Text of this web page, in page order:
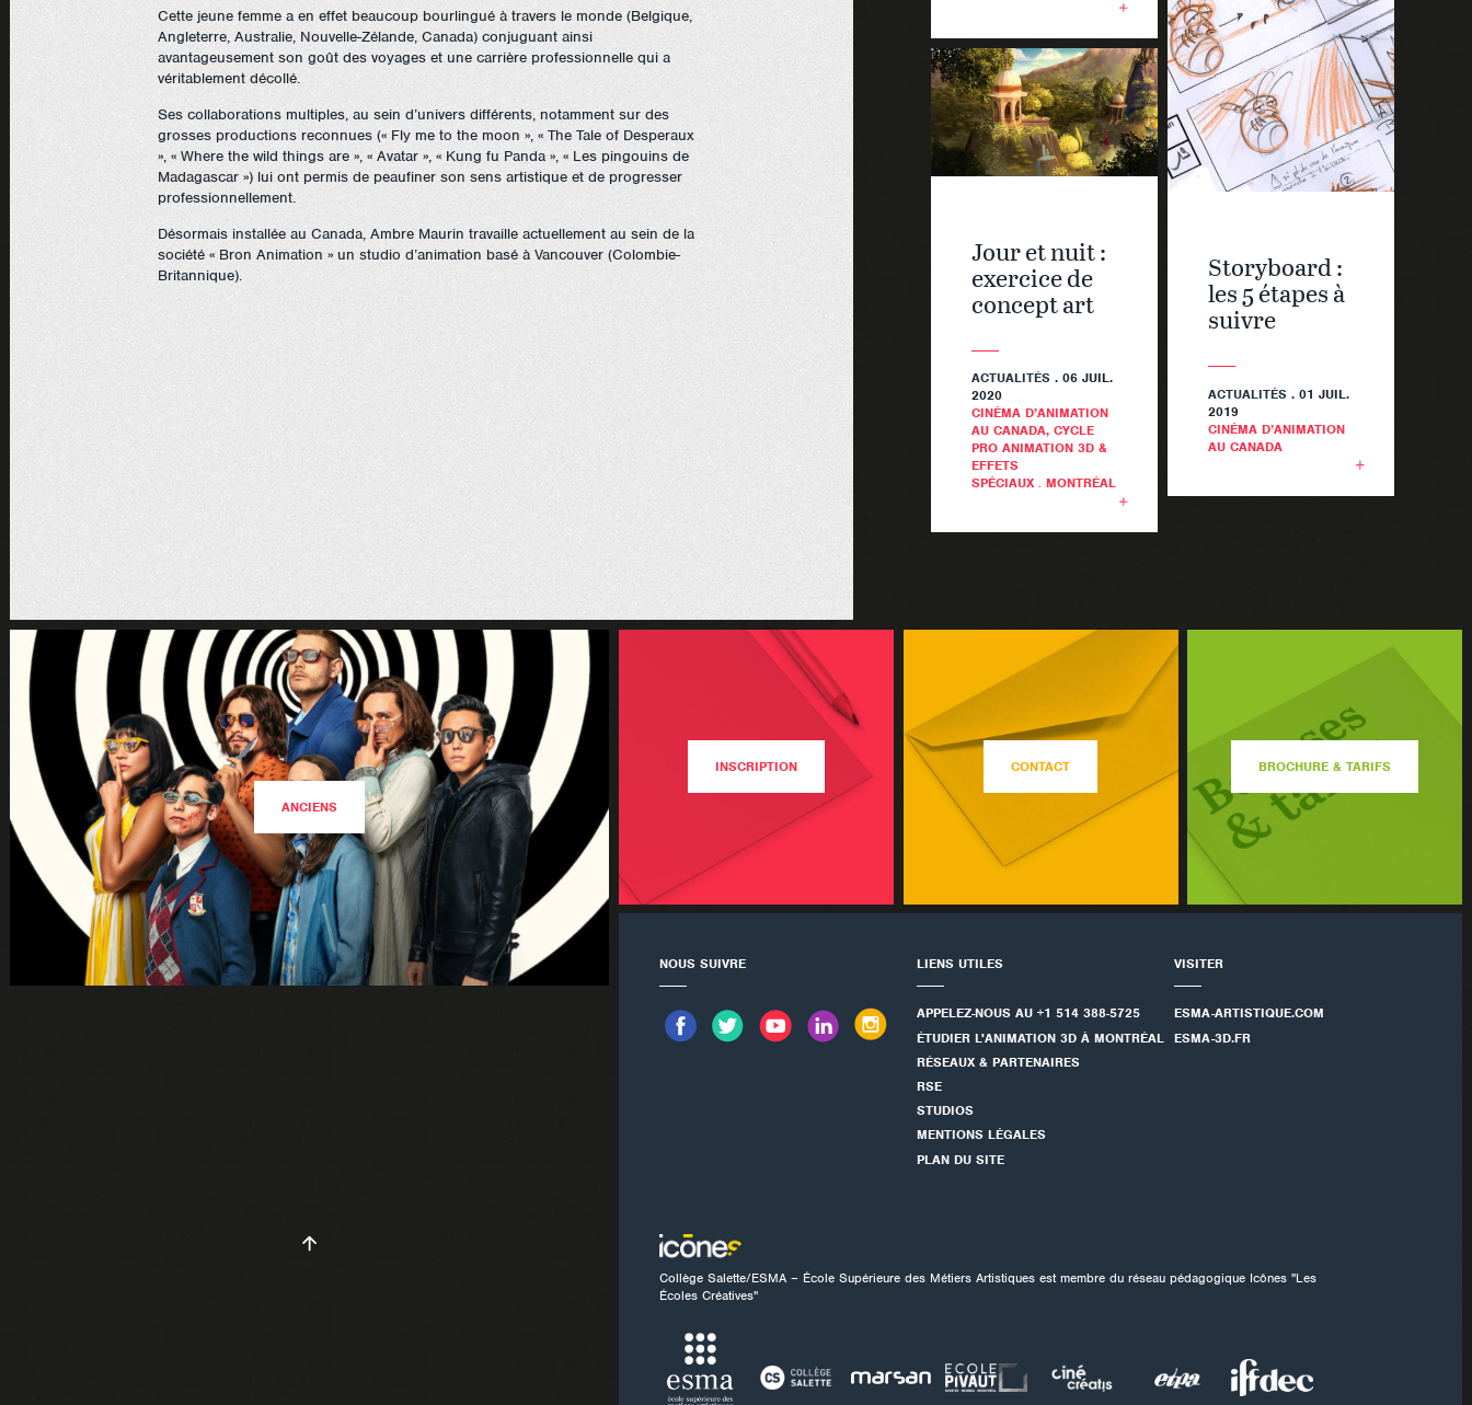
Cette jeune femme a en effet beaucoup bourlingué à travers le monde (Belgique,
Angleterre, Australie, Nouvelle-Zélande, Canada) conjuguant ainsi
avantageusement son goût des voyages et une carrière professionnelle qui a
véritablement décollé.
Ses collaborations multiples, au sein d’univers différents, notamment sur des
grosses productions reconnues (« Fly me to the moon », « The Tale of Desperaux
», « Where the wild things are », « Avatar », « Kung fu Panda », « Les pingouins de
Madagascar ») lui ont permis de peaufiner son sens artistique et de progresser
professionnellement.
Désormais installée au Canada, Ambre Maurin travaille actuellement au sein de la
société « Bron Animation » un studio d’animation basé à Vancouver (Colombie-
Britannique).
Jour et nuit :
exercice de
concept art
ACTUALITÉS . 06 JUIL.
2020
CINÉMA D’ANIMATION
AU CANADA, CYCLE
PRO ANIMATION 3D &
EFFETS
SPÉCIAUX .MONTRÉAL
Storyboard :
les 5 étapes à
suivre
ACTUALITÉS . 01 JUIL.
2019
CINÉMA D’ANIMATION
AU CANADA
ANCIENS
INSCRIPTION CONTACT BROCHURE & TARIFS
NOUS SUIVRE LIENS UTILES
APPELEZ-NOUS AU +1 514 388-5725
ÉTUDIER L'ANIMATION 3D À MONTRÉAL
RÉSEAUX & PARTENAIRES
RSE
STUDIOS
MENTIONS LÉGALES
PLAN DU SITE
VISITER
ESMA-ARTISTIQUE.COM
ESMA-3D.FR
Collège Salette/ESMA – École Supérieure des Métiers Artistiques est membre du réseau pédagogique Icônes "Les
Écoles Créatives"